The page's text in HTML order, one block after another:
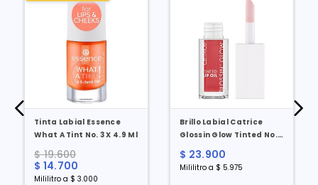
Tinta Labial Essence
What A Tint No. 3 X 4.9 Ml
$ 19.600
$ 14.700
Mililitro a $ 3.000
Brillo Labial Catrice
Glossin Glow Tinted No.
$ 23.900
Mililitro a $ 5.975